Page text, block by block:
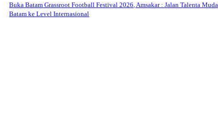
Buka Batam Grassroot Football Festival 2026, Amsakar : Jalan Talenta Muda
Batam ke Level Internasional